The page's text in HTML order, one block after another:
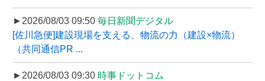
►2026/08/03 09:50 毎日新聞デジタル
[佐川急便]建設現場を支える、物流の力（建設×物流）
（共同通信PR ...
►2026/08/03 09:30 時事ドットコム